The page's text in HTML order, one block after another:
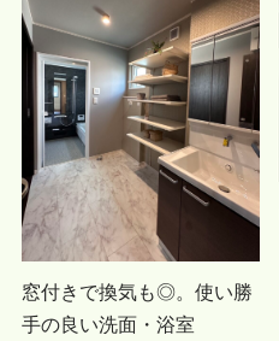
窓付きで換気も◎。使い勝
手の良い洗面・浴室